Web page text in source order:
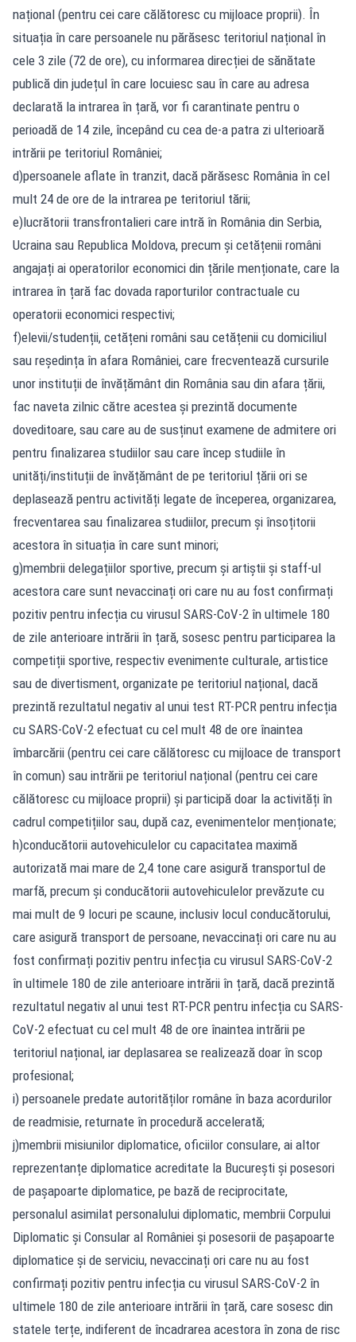
național (pentru cei care călătoresc cu mijloace proprii). În
situația în care persoanele nu părăsesc teritoriul național în
cele 3 zile (72 de ore), cu informarea direcției de sănătate
publică din județul în care locuiesc sau în care au adresa
declarată la intrarea în țară, vor fi carantinate pentru o
perioadă de 14 zile, începând cu cea de-a patra zi ulterioară
intrării pe teritoriul României;
d)persoanele aflate în tranzit, dacă părăsesc România în cel
mult 24 de ore de la intrarea pe teritoriul tării;
e)lucrătorii transfrontalieri care intră în România din Serbia,
Ucraina sau Republica Moldova, precum și cetățenii români
angajați ai operatorilor economici din țările menționate, care la
intrarea în țară fac dovada raporturilor contractuale cu
operatorii economici respectivi;
f)elevii/studenții, cetățeni români sau cetățenii cu domiciliul
sau reședința în afara României, care frecventează cursurile
unor instituții de învățământ din România sau din afara țării,
fac naveta zilnic către acestea și prezintă documente
doveditoare, sau care au de susținut examene de admitere ori
pentru finalizarea studiilor sau care încep studiile în
unități/instituții de învățământ de pe teritoriul țării ori se
deplasează pentru activități legate de începerea, organizarea,
frecventarea sau finalizarea studiilor, precum și însoțitorii
acestora în situația în care sunt minori;
g)membrii delegațiilor sportive, precum și artiștii și staff-ul
acestora care sunt nevaccinați ori care nu au fost confirmați
pozitiv pentru infecția cu virusul SARS-CoV-2 în ultimele 180
de zile anterioare intrării în țară, sosesc pentru participarea la
competiții sportive, respectiv evenimente culturale, artistice
sau de divertisment, organizate pe teritoriul național, dacă
prezintă rezultatul negativ al unui test RT-PCR pentru infecția
cu SARS-CoV-2 efectuat cu cel mult 48 de ore înaintea
îmbarcării (pentru cei care călătoresc cu mijloace de transport
în comun) sau intrării pe teritoriul național (pentru cei care
călătoresc cu mijloace proprii) și participă doar la activități în
cadrul competițiilor sau, după caz, evenimentelor menționate;
h)conducătorii autovehiculelor cu capacitatea maximă
autorizată mai mare de 2,4 tone care asigură transportul de
marfă, precum și conducătorii autovehiculelor prevăzute cu
mai mult de 9 locuri pe scaune, inclusiv locul conducătorului,
care asigură transport de persoane, nevaccinați ori care nu au
fost confirmați pozitiv pentru infecția cu virusul SARS-CoV-2
în ultimele 180 de zile anterioare intrării în țară, dacă prezintă
rezultatul negativ al unui test RT-PCR pentru infecția cu SARS-
CoV-2 efectuat cu cel mult 48 de ore înaintea intrării pe
teritoriul național, iar deplasarea se realizează doar în scop
profesional;
i) persoanele predate autorităților române în baza acordurilor
de readmisie, returnate în procedură accelerată;
j)membrii misiunilor diplomatice, oficiilor consulare, ai altor
reprezentanțe diplomatice acreditate la București și posesori
de pașapoarte diplomatice, pe bază de reciprocitate,
personalul asimilat personalului diplomatic, membrii Corpului
Diplomatic şi Consular al României şi posesorii de pașapoarte
diplomatice şi de serviciu, nevaccinați ori care nu au fost
confirmați pozitiv pentru infecția cu virusul SARS-CoV-2 în
ultimele 180 de zile anterioare intrării în țară, care sosesc din
statele terțe, indiferent de încadrarea acestora în zona de risc